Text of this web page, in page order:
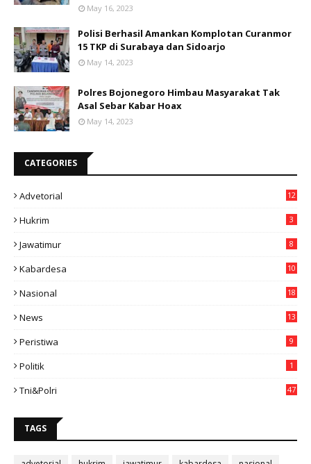
May 16, 2023
Polisi Berhasil Amankan Komplotan Curanmor
15 TKP di Surabaya dan Sidoarjo
May 14, 2023
Polres Bojonegoro Himbau Masyarakat Tak
Asal Sebar Kabar Hoax
May 14, 2023
CATEGORIES
Advetorial 12
Hukrim 3
Jawatimur 8
Kabardesa
10
Nasional
18
News
13
Peristiwa 9
Politik 1
Tni&polri 47
TAGS